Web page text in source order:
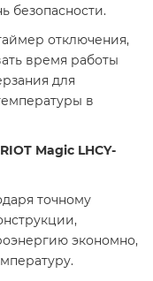
безопасности.​
отключения,
время работы
для
в
Magic LHCY-
точному
экономно,